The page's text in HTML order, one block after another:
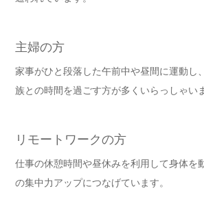
主婦の方
家事がひと段落した午前中や昼間に運動し
族との時間を過ごす方が多くいらっしゃい
リモートワークの方
仕事の休憩時間や昼休みを利用して身体を
の集中力アップにつなげています。